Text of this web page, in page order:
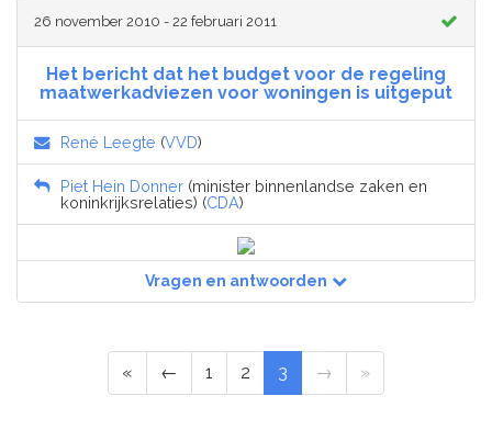
26 november 2010 - 22 februari 2011
Het bericht dat het budget voor de regeling
maatwerkadviezen voor woningen is uitgeput
René Leegte (VVD)
Piet Hein Donner (minister binnenlandse zaken en
koninkrijksrelaties) (CDA)
Vragen en antwoorden
« ← 1 2 3 → »